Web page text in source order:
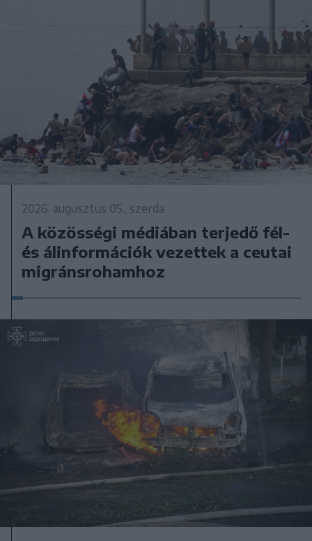
2026. augusztus 05., szerda
A közösségi médiában terjedő fél-
és álinformációk vezettek a ceutai
migránsrohamhoz